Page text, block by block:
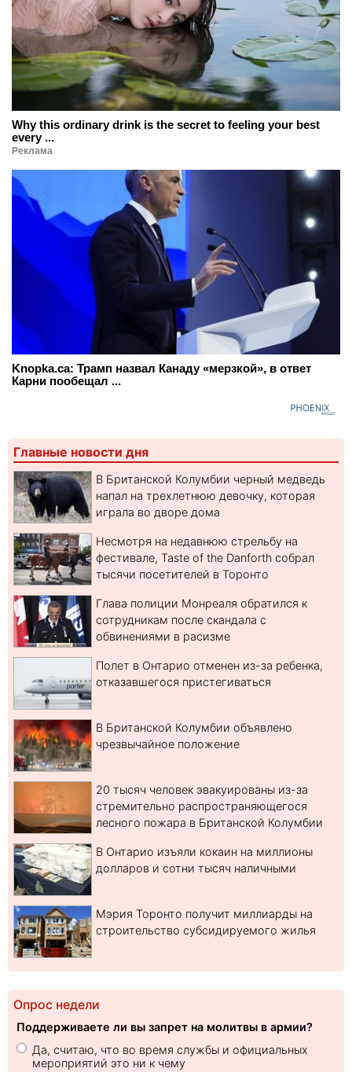
Why this ordinary drink is the secret to feeling your best
every ...
Реклама
Knopka.ca: Трамп назвал Канаду «мерзкой», в ответ
Карни пообещал ...
Главные новости дня
В Британской Колумбии черный медведь
напал на трехлетнюю девочку, которая
играла во дворе дома
Несмотря на недавнюю стрельбу на
фестивале, Taste of the Danforth собрал
тысячи посетителей в Торонто
Глава полиции Монреаля обратился к
сотрудникам после скандала с
обвинениями в расизме
Полет в Онтарио отменен из-за ребенка,
отказавшегося пристегиваться
В Британской Колумбии объявлено
чрезвычайное положение
20 тысяч человек эвакуированы из-за
стремительно распространяющегося
лесного пожара в Британской Колумбии
В Онтарио изъяли кокаин на миллионы
долларов и сотни тысяч наличными
Мэрия Торонто получит миллиарды на
строительство субсидируемого жилья
Опрос недели
Поддерживаете ли вы запрет на молитвы в армии?
Да, считаю, что во время службы и официальных
мероприятий это ни к чему